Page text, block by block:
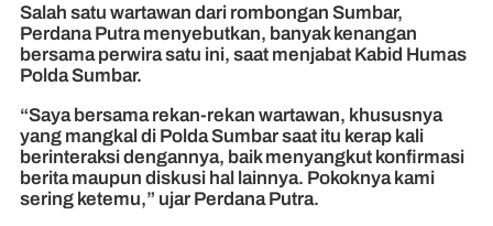
Salah satu wartawan dari rombongan Sumbar,
Perdana Putra menyebutkan, banyak kenangan
bersama perwira satu ini, saat menjabat Kabid Humas
Polda Sumbar.
“Saya bersama rekan-rekan wartawan, khususnya
yang mangkal di Polda Sumbar saat itu kerap kali
berinteraksi dengannya, baik menyangkut konfirmasi
berita maupun diskusi hal lainnya. Pokoknya kami
sering ketemu,” ujar Perdana Putra.